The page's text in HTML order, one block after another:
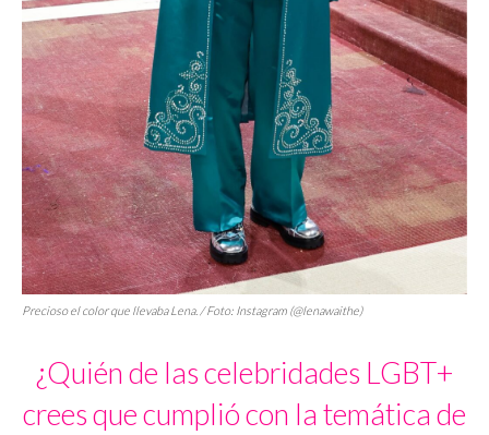
Precioso el color que llevaba Lena. / Foto: Instagram (@lenawaithe)
¿Quién de las celebridades LGBT+
crees que cumplió con la temática de